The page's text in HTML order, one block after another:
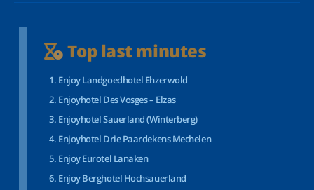
Top last minutes
Enjoy Landgoedhotel Ehzerwold
Enjoyhotel Des Vosges – Elzas
Enjoyhotel Sauerland (Winterberg)
Enjoyhotel Drie Paardekens Mechelen
Enjoy Eurotel Lanaken
Enjoy Berghotel Hochsauerland